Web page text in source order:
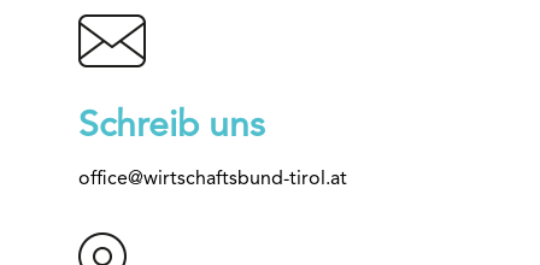
Schreib uns
office@wirtschaftsbund-tirol.at